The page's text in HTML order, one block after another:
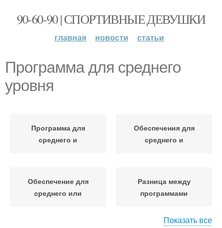
90-60-90 | СПОРТИВНЫЕ ДЕВУШКИ
главная новости статьи
Программа для среднего
уровня
Программа для
среднего и
Обеспечения для
среднего и
Обеспечение для
среднего или
Разница между
программами
Показать все